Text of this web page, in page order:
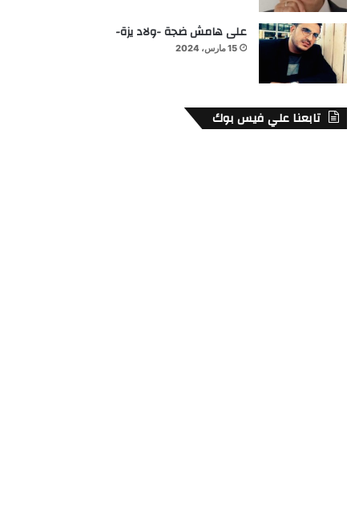
على هامش ضجة -ولاد يزة-
15 مارس، 2024
تابعنا علي فيس بوك